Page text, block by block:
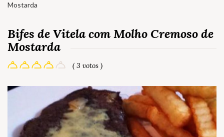
Mostarda
Bifes de Vitela com Molho Cremoso de
Mostarda
( 3 votos )